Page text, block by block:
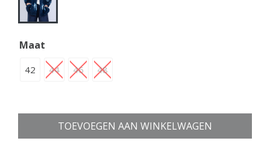
Maat
42 44 46 48
TOEVOEGEN AAN WINKELWAGEN